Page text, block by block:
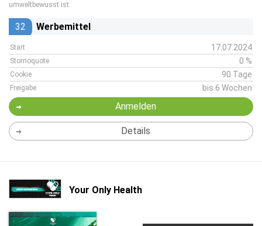
umweltbewusst ist.
32 Werbemittel
Start 17.07.2024
Stornoquote 0 %
Cookie 90 Tage
Freigabe bis 6 Wochen
Anmelden
Details
Your Only Health